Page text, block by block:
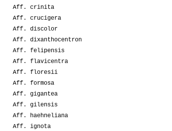
Aff. crinita
Aff. crucigera
Aff. discolor
Aff. dixanthocentron
Aff. felipensis
Aff. flavicentra
Aff. floresii
Aff. formosa
Aff. gigantea
Aff. gilensis
Aff. haehneliana
Aff. ignota